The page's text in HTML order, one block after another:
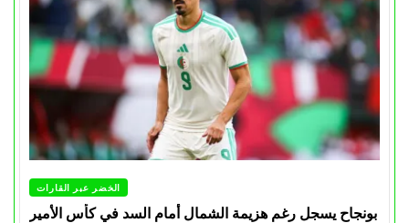
الخضر عبر القارات
بونجاح يسجل رغم هزيمة الشمال أمام السد في كأس الأمير